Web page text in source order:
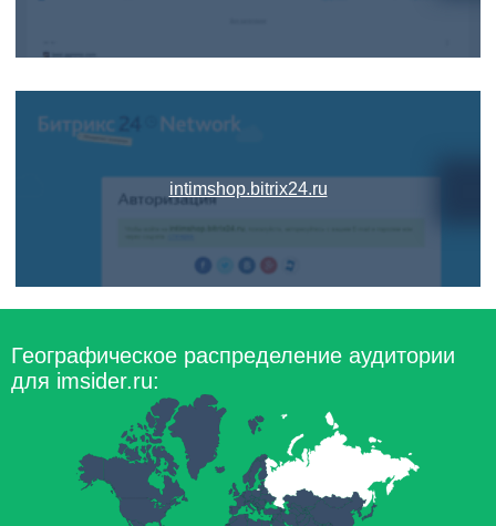
intimshop.bitrix24.ru
Географическое распределение аудитории
для imsider.ru: